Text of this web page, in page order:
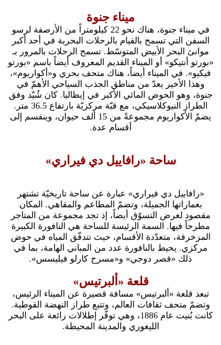
ميناء جنوة
في ميناء جنوة، هناك نحو 22 كيلومتراً من الأرصفة لرسو
السفن التي تسمح بالقيام بالرحلات البحرية في أحد أكبر
موانئ البحر الأبيض المتوسّط. تسمح الرحلات بالمرور بـ
«بورتو أنتيكو» أو الميناء القديم المعروف أيضاً باسم «بورتو
فيكيو». في الميناء أيضاً، هناك متحف بحري و«أكواريوم»،
وهذا الأخير يعدّ من مناطق الجذب السياحي الأهمّ في
جنوة، وهو الحوض المائي الأكبر في إيطاليا. كان شُيّد وفق
الطراز النيوكلاسيكي، مع قبّة مركزيّة بارتفاع 36.5 متر.
يضمّ الأكواريوم مجموعةً من 15 ألف حيوان، وينقسم إلى
أقسام عدة.
ساحة «رافاييل دي فيراري»
«رافاييل دي فيراري» عبارة عن ساحة تاريخيّة تشتهر
بعماراتها الجميلة، وتضمّ المطاعم والمقاهي. المكان
مقصود لغرض التسوّق أيضاً، إذ تجد مجموعة من المتاجر
مطرحاً فيها. السمة الرئيسة للساحة هي النافورة الكبيرة
المزخرفة، متعدّدة الأقسام، حيث تتدفّق المياه في حوض
مركزي. يحيط بالنافورة عدد من المباني الهامة، بما في
ذلك «قصر دوجي» و«مسرح كارلو فيليسس».
قلعة «ألبرتيس»
تبعد قلعة «ألبرتيس» مسافة قصيرة عن الميناء الرئيس،
وتضمّ متحف ثقافات العالم، وتتبع طراز النهضة القوطية.
كانت بُنيت عام 1886، وهي توفّر إطلالات رائعة على البحر
الليغوري والمدينة المحيطة.